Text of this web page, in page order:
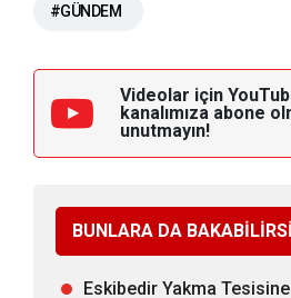
#GÜNDEM
Videolar için
kanalımıza abone
unutmayın!
BUNLARA DA
Eskibedir Yakma